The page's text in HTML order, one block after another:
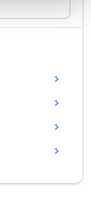
chevron_right
chevron_right
chevron_right
chevron_right